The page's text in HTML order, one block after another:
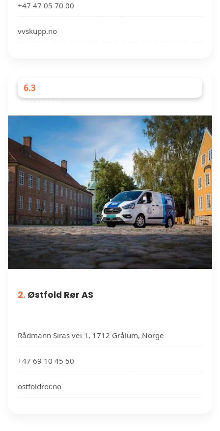
+47 47 05 70 00
vvskupp.no
6.3
2. Østfold Rør AS
Rådmann Siras vei 1, 1712 Grålum, Norge
+47 69 10 45 50
ostfoldror.no